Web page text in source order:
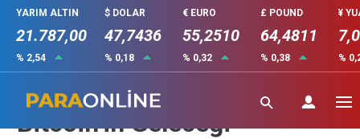
YARIM ALTIN
21.787,00
% 2,54
$ DOLAR
47,7436
% 0,18
€ EURO
55,2510
% 0,32
£ POUND
64,4811
% 0,38
¥
%
Dijital Altın Olarak Görülen
Bitcoin’in Geleceği